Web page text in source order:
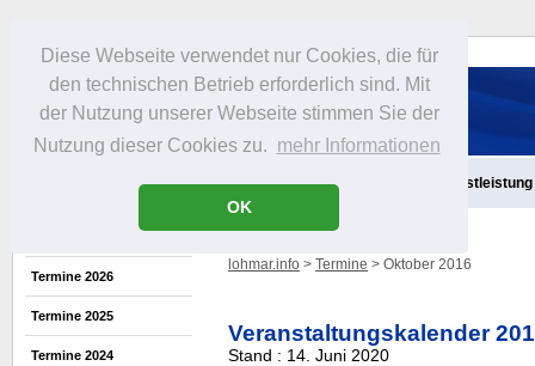
Diese Webseite verwendet nur Cookies, die für
den technischen Betrieb erforderlich sind. Mit
der Nutzung unserer Webseite stimmen Sie der
Nutzung dieser Cookies zu. mehr Informationen
OK
Infos Freizeit Gastronomie Dienstleistung
Termine 2026
Termine 2025
Termine 2024
lohmar.info > Termine > Oktober 2016
Veranstaltungskalender
Stand : 14. Juni 2020